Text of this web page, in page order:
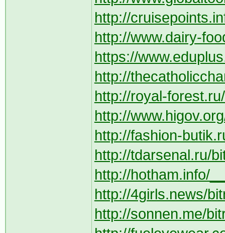
http://
http://www.dairy-
https://
http://
http://royal-
http://
http://fashion-
http://tdarsenal.ru/
http://hotham.info/
http://4girls.news/
http://sonnen.me/